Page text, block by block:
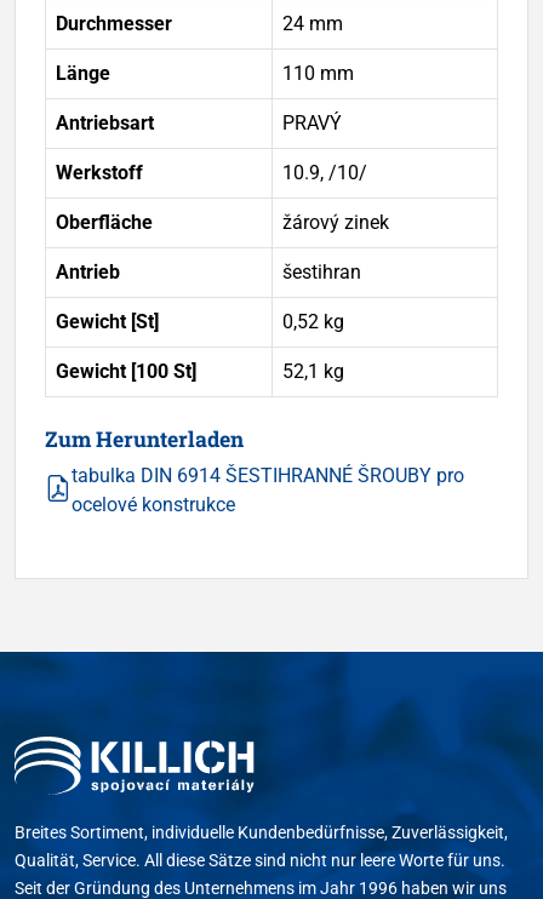
Durchmesser 24 mm
Länge 110 mm
Antriebsart PRAVÝ
Werkstoff 10.9, /10/
Oberfläche žárový zinek
Antrieb šestihran
Gewicht [St] 0,52 kg
Gewicht [100 St] 52,1 kg
Zum Herunterladen
tabulka DIN 6914 ŠESTIHRANNÉ ŠROUBY pro
ocelové konstrukce
Breites Sortiment, individuelle Kundenbedürfnisse, Zuverlässigkeit,
Qualität, Service. All diese Sätze sind nicht nur leere Worte für uns.
Seit der Gründung des Unternehmens im Jahr 1996 haben wir uns